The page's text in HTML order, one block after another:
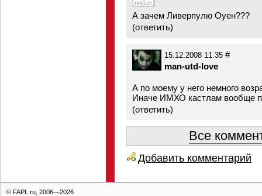
А зачем Ливерпулю Оуен???
(ответить)
15.12.2008 11:35 #
man-utd-love
А по моему у него немного
Иначе ИМХО кастлам вообще
(ответить)
Все
Добавить комментарий
© FAPL.ru, 2006—2026